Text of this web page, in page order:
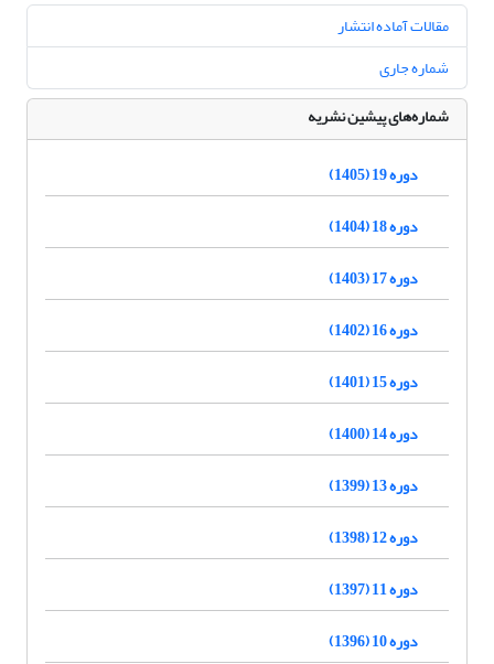
مقالات آماده انتشار
شماره جاری
شماره‌های پیشین نشریه
دوره 19 (1405)
دوره 18 (1404)
دوره 17 (1403)
دوره 16 (1402)
دوره 15 (1401)
دوره 14 (1400)
دوره 13 (1399)
دوره 12 (1398)
دوره 11 (1397)
دوره 10 (1396)